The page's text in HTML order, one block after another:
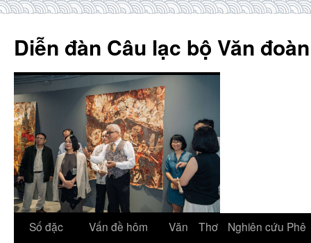
content
Diễn đàn Câu lạc bộ Văn
Số đặc
Vấn đề hôm
Văn Thơ
Nghiên cứu Phê